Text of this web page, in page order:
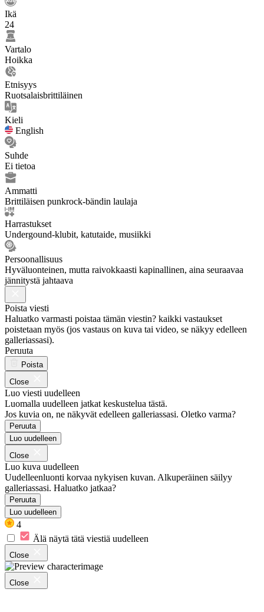
Ikä
24
Vartalo
Hoikka
Etnisyys
Ruotsalaisbrittiläinen
Kieli
English
Suhde
Ei tietoa
Ammatti
Brittiläisen punkrock-bändin laulaja
Harrastukset
Undergound-klubit, katutaide, musiikki
Persoonallisuus
Hyväluonteinen, mutta raivokkaasti kapinallinen, aina seuraavaa
jännitystä jahtaava
Poista viesti
Haluatko varmasti poistaa tämän viestin? kaikki vastaukset
poistetaan myös (jos vastaus on kuva tai video, se näkyy edelleen
galleriassasi).
Peruuta
Poista
Close
Luo viesti uudelleen
Luomalla uudelleen jatkat keskustelua tästä.
Jos kuvia on, ne näkyvät edelleen galleriassasi. Oletko varma?
Peruuta
Luo uudelleen
Close
Luo kuva uudelleen
Uudelleenluonti korvaa nykyisen kuvan. Alkuperäinen säilyy
galleriassasi. Haluatko jatkaa?
Peruuta
Luo uudelleen
4
Älä näytä tätä viestiä uudelleen
Close
Close